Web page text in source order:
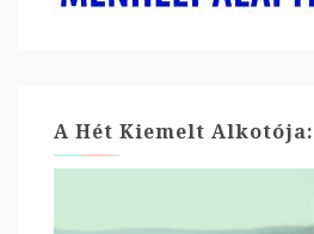
A Hét Kiemelt